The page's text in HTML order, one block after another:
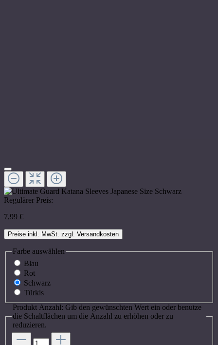
Regulärer Preis:
7,99 €
Preise inkl. MwSt. zzgl. Versandkosten
Farbe auswählen
Blau
Rot
Schwarz
Türkis
Produkt Anzahl: Gib den gewünschten Wert ein oder benutze
die Schaltflächen um die Anzahl zu erhöhen oder zu
reduzieren.